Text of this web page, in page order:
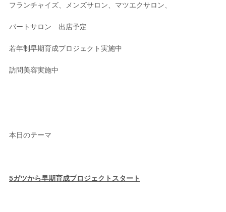
フランチャイズ、メンズサロン、マツエクサロン、
パートサロン 出店予定
若年制早期育成プロジェクト実施中
訪問美容実施中
本日のテーマ
5ガツから早期育成プロジェクトスタート